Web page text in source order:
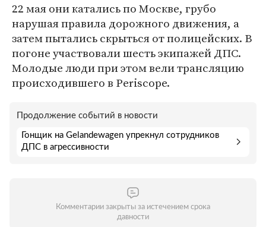
22 мая они катались по Москве, грубо
нарушая правила дорожного движения, а
затем пытались скрыться от полицейских. В
погоне участвовали шесть экипажей ДПС.
Молодые люди при этом вели трансляцию
происходившего в Periscope.
Продолжение событий в новости
Гонщик на Gelandewagen упрекнул сотрудников
ДПС в агрессивности
Комментарии закрыты за истечением срока
давности